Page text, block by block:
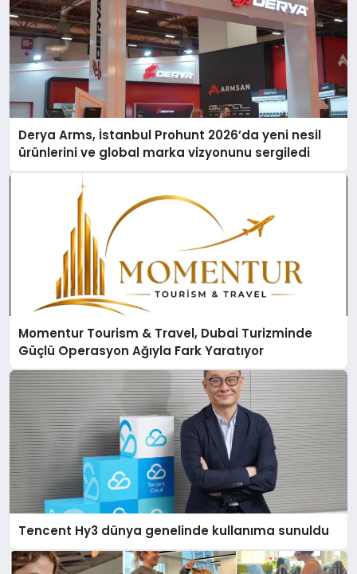
Derya Arms, İstanbul Prohunt 2026’da yeni nesil
ürünlerini ve global marka vizyonunu sergiledi
Momentur Tourism & Travel, Dubai Turizminde
Güçlü Operasyon Ağıyla Fark Yaratıyor
Tencent Hy3 dünya genelinde kullanıma sunuldu